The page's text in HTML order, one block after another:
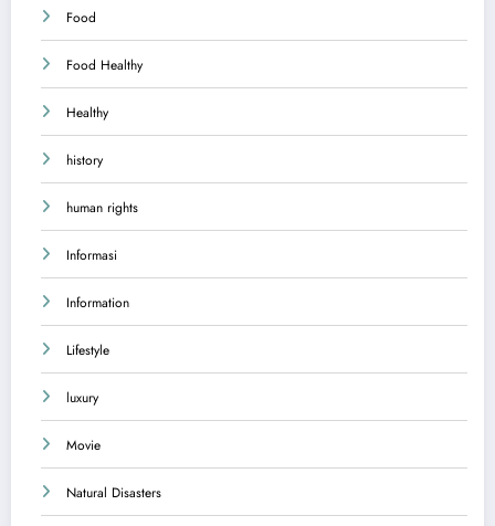
Food
Food Healthy
Healthy
history
human rights
Informasi
Information
Lifestyle
luxury
Movie
Natural Disasters